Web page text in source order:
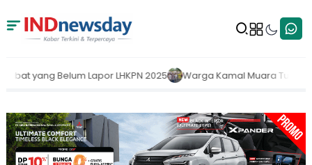
2025 Warga Kamal Muara Tuntut Keadilan: Tol Kataraja